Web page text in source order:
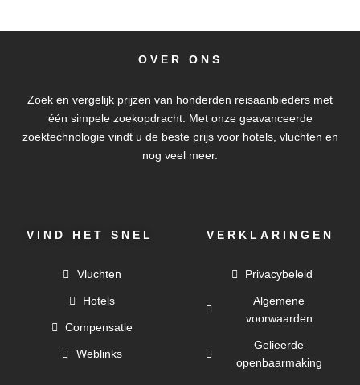
OVER ONS
Zoek en vergelijk prijzen van honderden reisaanbieders met
één simpele zoekopdracht. Met onze geavanceerde
zoektechnologie vindt u de beste prijs voor hotels, vluchten en
nog veel meer.
VIND HET SNEL
Vluchten
Hotels
Compensatie
Weblinks
VERKLARINGEN
Privacybeleid
Algemene
voorwaarden
Gelieerde
openbaarmaking